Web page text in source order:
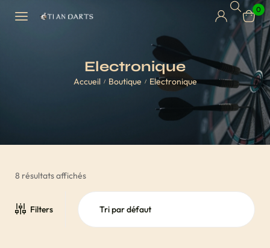
0
Electronique
Accueil / Boutique / Electronique
8 résultats affichés
Filters